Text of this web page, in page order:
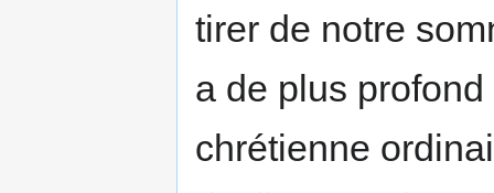
tirer de notre
a de plus
chrétienne